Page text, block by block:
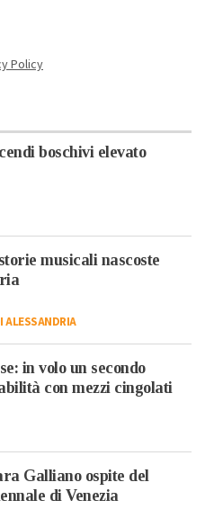
Policy
boschivi elevato
musicali nascoste
ALESSANDRIA
in volo un secondo
con mezzi cingolati
Galliano ospite del
di Venezia